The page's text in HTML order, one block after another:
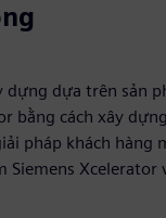
dựng dựa trên sản
bằng cách xây
pháp khách hàng
Siemens Xcelerator